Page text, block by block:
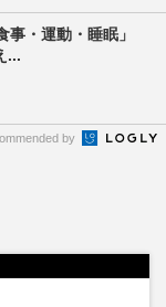
事・運動・睡眠」
...
by